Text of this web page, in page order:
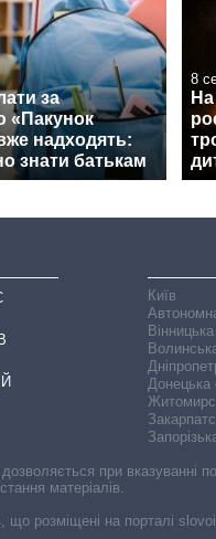
за
«Пакунок
надходять:
знати батькам
8
Київ
Донецька
при
матеріалів.
що розміщені на порталі